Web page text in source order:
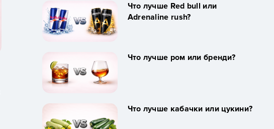
Что лучше Red bull или
Adrenaline rush?
Что лучше ром или бренди?
Что лучше кабачки или цукини?